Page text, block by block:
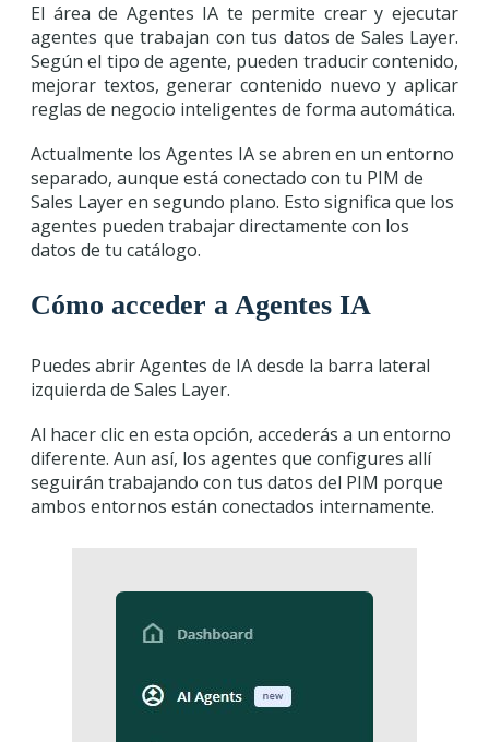
El área de Agentes IA te permite crear y ejecutar
agentes que trabajan con tus datos de Sales Layer.
Según el tipo de agente, pueden traducir contenido,
mejorar textos, generar contenido nuevo y aplicar
reglas de negocio inteligentes de forma automática.
Actualmente los Agentes IA se abren en un entorno
separado, aunque está conectado con tu PIM de
Sales Layer en segundo plano. Esto significa que los
agentes pueden trabajar directamente con los
datos de tu catálogo.
Cómo acceder a Agentes IA
Puedes abrir Agentes de IA desde la barra lateral
izquierda de Sales Layer.
Al hacer clic en esta opción, accederás a un entorno
diferente. Aun así, los agentes que configures allí
seguirán trabajando con tus datos del PIM porque
ambos entornos están conectados internamente.